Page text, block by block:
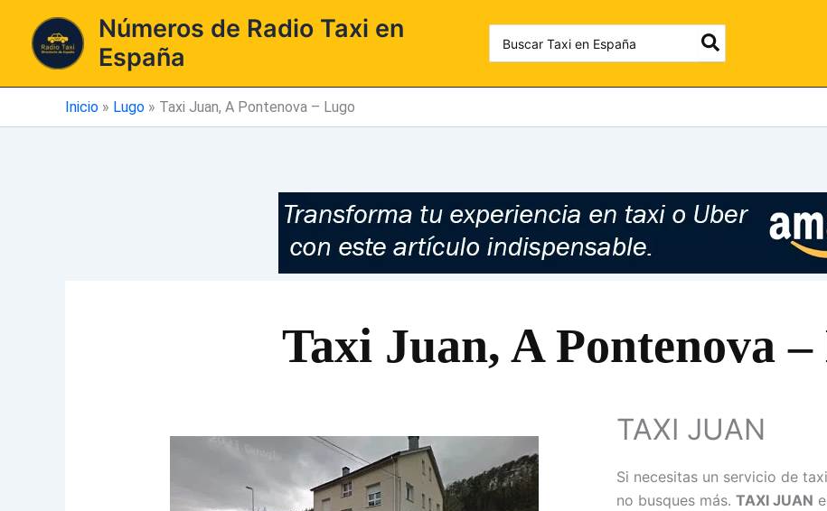
contenido
Números de Radio Taxi en
España
for:
Inicio » Lugo » Taxi Juan, A Pontenova – Lugo
Taxi Juan, A Pontenova
TAXI JUAN
Si necesitas un servicio de
no busques más. TAXI JUAN